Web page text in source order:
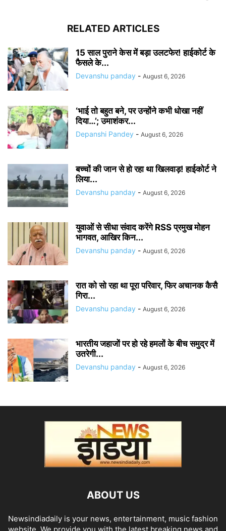
RELATED ARTICLES
15 साल पुराने केस में बड़ा उलटफेर! हाईकोर्ट के
फैसले के...
Devanshu panday - August 6, 2026
‘भाई तो बहुत बने, पर उन्होंने कभी धोखा नहीं
दिया…’; उमाशंकर...
Depanshi Pandey - August 6, 2026
बच्चों की जान से हो रहा था खिलवाड़! हाईकोर्ट ने
लिया...
Devanshu panday - August 6, 2026
युवाओं से सीधा संवाद करेंगे RSS प्रमुख मोहन
भागवत, आखिर किन...
Devanshu panday - August 6, 2026
रात को सो रहा था पूरा परिवार, फिर अचानक कैसै
गिरा...
Devanshu panday - August 6, 2026
भारतीय जहाजों पर हो रहे हमलों के बीच समुद्र में
उतरेगी...
Devanshu panday - August 6, 2026
ABOUT US
Newsindiadaily is your news, entertainment, music fashion